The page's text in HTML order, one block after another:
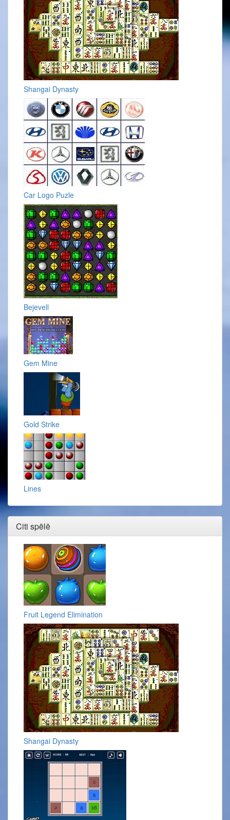
Shangai Dynasty
Car Logo Puzle
Bejevell
Gem Mine
Gold Strike
Lines
Citi spēlē
Fruit Legend Elimination
Shangai Dynasty